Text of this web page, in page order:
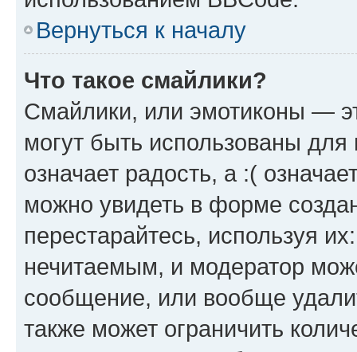
Вернуться к началу
Что такое смайлики?
Смайлики, или эмотиконы —
могут быть использованы
означает радость, а :(
можно увидеть в форме
перестарайтесь, используя
нечитаемым, и модератор
сообщение, или вообще
также может ограничить